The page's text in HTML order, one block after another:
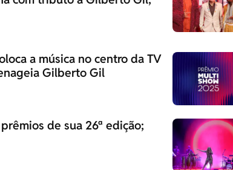
a música no centro da TV
Gilberto Gil
de sua 26ª edição;